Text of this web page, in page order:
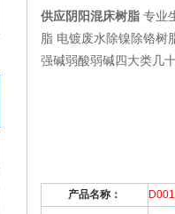
供应阴阳混床树脂 专业
脂 电镀废水除镍除铬树
强碱弱酸弱碱四大类几
产品名称：